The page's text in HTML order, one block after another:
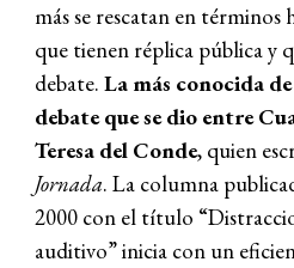
más se rescatan en términos
que tienen réplica pública y
debate.La más conocida
debate que se dio entre
Teresa del Conde, quien
Jornada. La columna
2000 con el título
auditivo” inicia con un